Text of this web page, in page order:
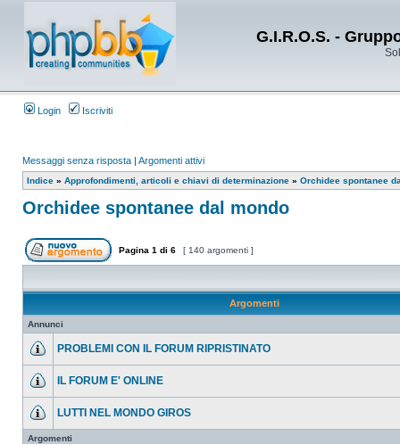
G.I.R.O.S. -
Login Iscriviti
Messaggi senza risposta | Argomenti attivi
Indice » Approfondimenti, articoli e chiavi di determinazione » Orchidee spontanee
Orchidee spontanee dal mondo
Pagina 1 di 6 [ 140 argomenti ]
Argomenti
Annunci
PROBLEMI CON IL FORUM RIPRISTINATO
IL FORUM E' ONLINE
LUTTI NEL MONDO GIROS
Argomenti